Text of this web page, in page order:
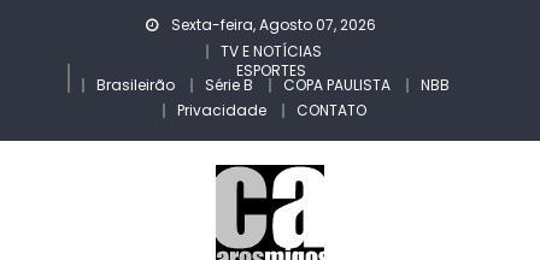
Sexta-feira, Agosto 07, 2026
TV E NOTÍCIAS
ESPORTES
Brasileirão Série B COPA PAULISTA
NBB
Privacidade
CONTATO